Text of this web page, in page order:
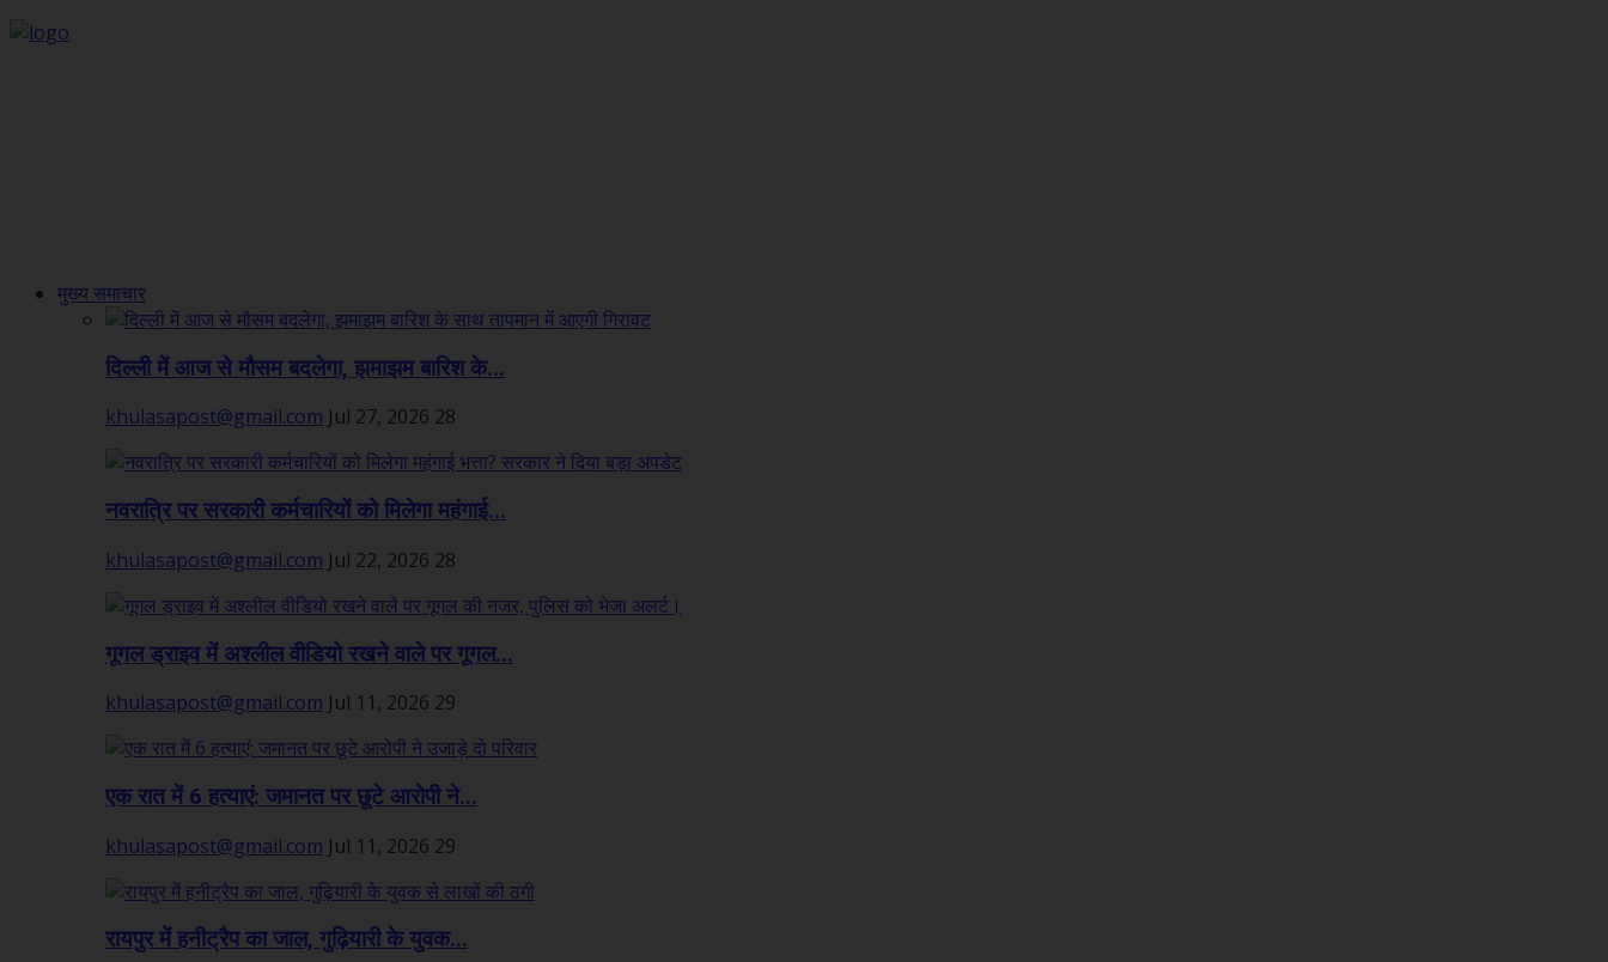
मुख्य समाचार
दिल्ली में आज से मौसम बदलेगा, झमाझम बारिश के...
khulasapost@gmail.com Jul 27, 2026 28
नवरात्रि पर सरकारी कर्मचारियों को मिलेगा महंगाई...
khulasapost@gmail.com Jul 22, 2026 28
गूगल ड्राइव में अश्लील वीडियो रखने वाले पर गूगल...
khulasapost@gmail.com Jul 11, 2026 29
एक रात में 6 हत्याएं: जमानत पर छूटे आरोपी ने...
khulasapost@gmail.com Jul 11, 2026 29
रायपुर में हनीट्रैप का जाल, गुढ़ियारी के युवक...